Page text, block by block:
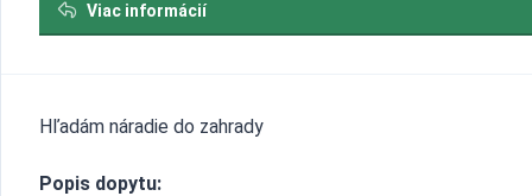
Viac informácií
Hľadám náradie do zahrady
Popis dopytu: